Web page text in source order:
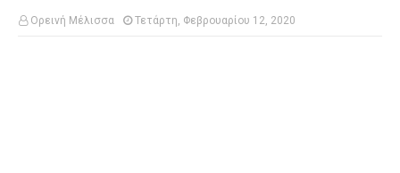
Ορεινή Μέλισσα Τετάρτη, Φεβρουαρίου 12, 2020